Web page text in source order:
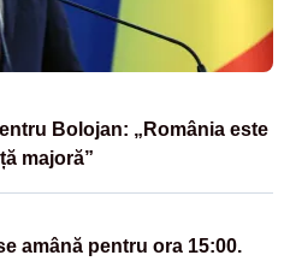
Bolojan: „România este
majoră”
amână pentru ora 15:00.